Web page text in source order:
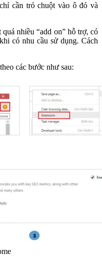
cần trỏ chuột vào ô đó và
nhiều “add on” hỗ trợ, có
có nhu cầu sử dụng. Cách
các bước như sau: